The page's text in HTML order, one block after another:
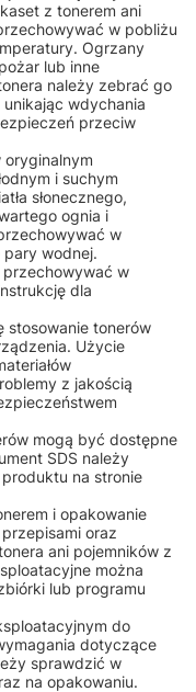
z tonerem ani
w pobliżu
Ogrzany
lub inne
należy zebrać go
wdychania
przeciw
i suchym
słonecznego,
ognia i
w
pary wodnej.
w
dla
stosowanie tonerów
Użycie
z jakością
mogą być dostępne
SDS należy
na stronie
i opakowanie
oraz
ani pojemników z
można
lub programu
do
dotyczące
sprawdzić w
na opakowaniu.